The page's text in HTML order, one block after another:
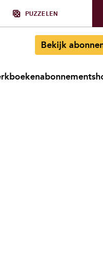
PUZZELEN
Bekijk
abonnement